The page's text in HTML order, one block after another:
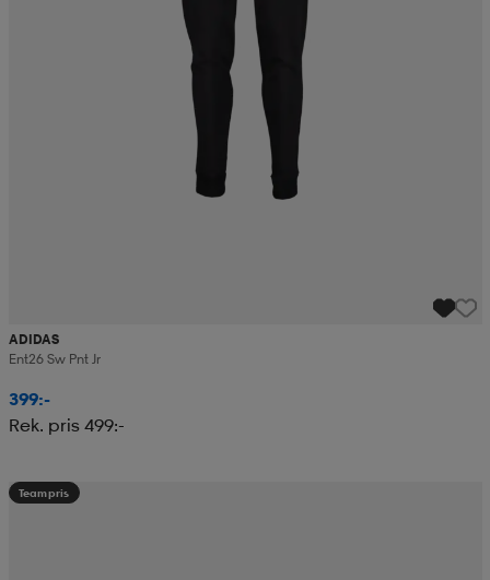
ADIDAS
Ent26 Sw Pnt Jr
399:-
Rek. pris 499:-
Teampris